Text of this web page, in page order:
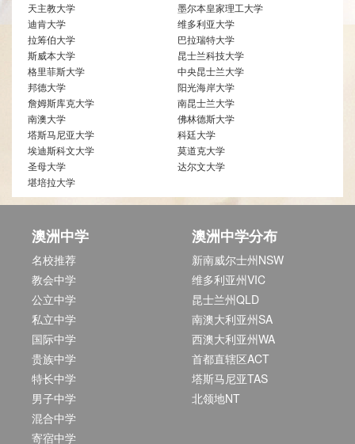
天主教大学
墨尔本皇家理工大学
迪肯大学
维多利亚大学
拉筹伯大学
巴拉瑞特大学
斯威本大学
昆士兰科技大学
格里菲斯大学
中央昆士兰大学
邦德大学
阳光海岸大学
詹姆斯库克大学
南昆士兰大学
南澳大学
佛林德斯大学
塔斯马尼亚大学
科廷大学
埃迪斯科文大学
莫道克大学
圣母大学
达尔文大学
堪培拉大学
澳洲中学
名校推荐
教会中学
公立中学
私立中学
国际中学
贵族中学
特长中学
男子中学
混合中学
寄宿中学
澳洲中学分布
新南威尔士州NSW
维多利亚州VIC
昆士兰州QLD
南澳大利亚州SA
西澳大利亚州WA
首都直辖区ACT
塔斯马尼亚TAS
北领地NT